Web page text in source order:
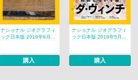
ナショナル ジオグラフィ
ック日本版 2019年6月...
購入
ナショナル ジオグラフィ
ック日本版 2019年5月...
購入